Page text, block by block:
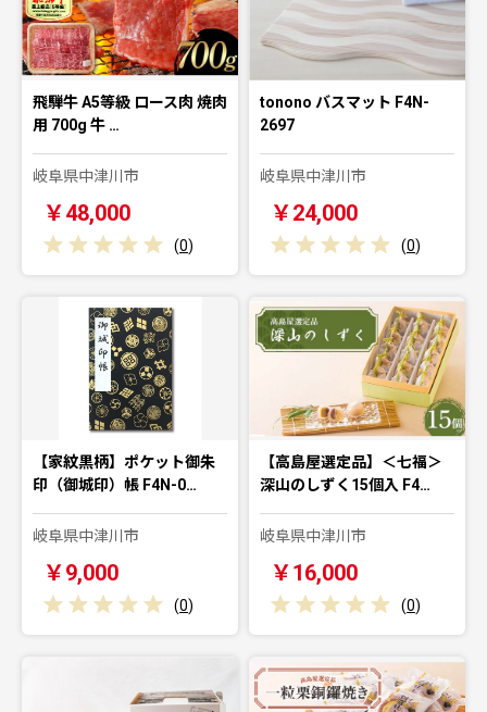
飛騨牛 A5等級 ロース肉 焼肉
用 700g 牛 …
岐阜県中津川市
￥48,000
(0)
tonono バスマット F4N-
2697
岐阜県中津川市
￥24,000
(0)
【家紋黒柄】ポケット御朱
印（御城印）帳 F4N-0…
岐阜県中津川市
￥9,000
(0)
【高島屋選定品】＜七福＞
深山のしずく15個入 F4…
岐阜県中津川市
￥16,000
(0)